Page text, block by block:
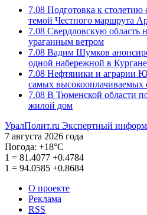
7.08 Подготовка к столетию
темой Честного маршрута
7.08 Свердловскую область
ураганным ветром
7.08 Вадим Шумков
одной набережной в Кургане
7.08 Нефтяники и аграрии
самых высокооплачиваемых
7.08 В Тюменской области
жилой дом
УралПолит.ru Экспертный
7 августа 2026 года
Погода: +18°С
1 = 81.4077 +0.4784
1 = 94.0585 +0.8684
О проекте
Реклама
RSS